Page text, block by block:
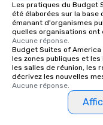
Les pratiques du Budget
été élaborées sur la
émanant d'organismes
quelles organisations ont
Aucune réponse.
Budget Suites of
les zones publiques et
les salles de réunion, les
décrivez les nouvelles
Aucune réponse.